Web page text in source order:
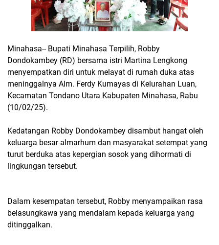
Minahasa-- Bupati Minahasa Terpilih, Robby
Dondokambey (RD) bersama istri Martina Lengkong
menyempatkan diri untuk melayat di rumah duka atas
meninggalnya Alm. Ferdy Kumayas di Kelurahan Luan,
Kecamatan Tondano Utara Kabupaten Minahasa, Rabu
(10/02/25).
Kedatangan Robby Dondokambey disambut hangat oleh
keluarga besar almarhum dan masyarakat setempat yang
turut berduka atas kepergian sosok yang dihormati di
lingkungan tersebut.
Dalam kesempatan tersebut, Robby menyampaikan rasa
belasungkawa yang mendalam kepada keluarga yang
ditinggalkan.